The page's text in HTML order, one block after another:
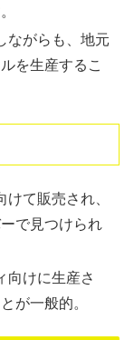
ながらも、地元
を生産するこ
て販売され、
で見つけられ
向けに生産さ
が一般的。